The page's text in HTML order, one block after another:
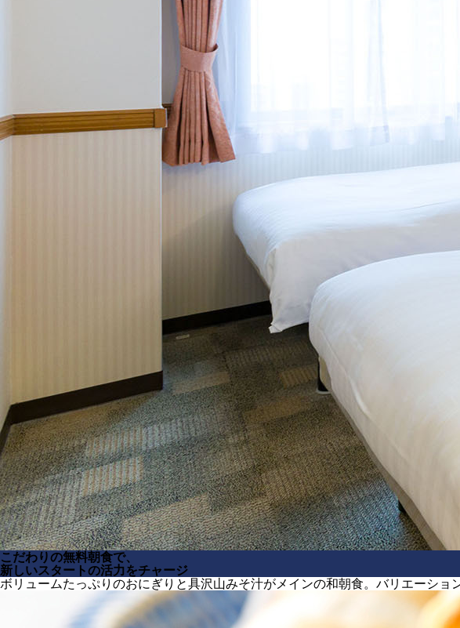
こだわりの無料朝食で、
新しいスタートの活力をチャージ
ボリュームたっぷりのおにぎりと具沢山みそ汁がメインの和朝食。バリエーショ